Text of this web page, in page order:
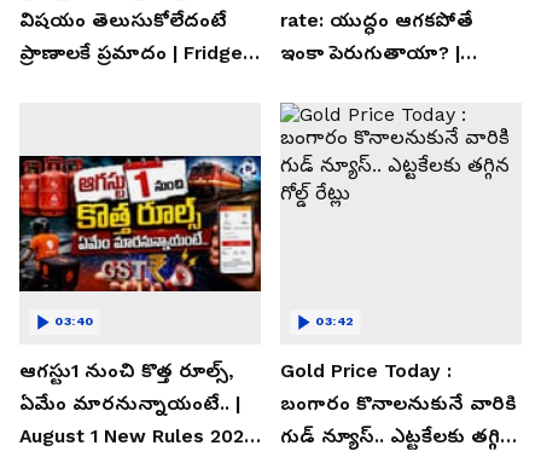
విషయం తెలుసుకోలేదంటే
ప్రాణాలకే ప్రమాదం | Fridge
rate: యుద్ధం ఆగకపోతే
ఇంకా పెరుగుతాయా? |
ఆగస్టు1 నుంచి కొత్త రూల్స్,
ఏమేం మారనున్నాయంటే.. |
August 1 New Rules 2026
03:40
Gold Price Today :
బంగారం కొనాలనుకునే వారికి
గుడ్ న్యూస్.. ఎట్టకేలకు తగ్గిన
03:42